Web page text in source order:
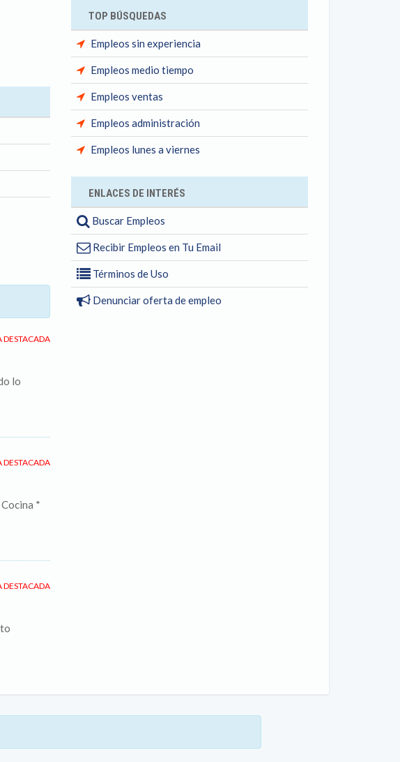
DESTACADA
lo
DESTACADA
*
DESTACADA
TOP BÚSQUEDAS
Empleos sin experiencia
Empleos medio tiempo
Empleos ventas
Empleos administración
Empleos lunes a viernes
ENLACES DE INTERÉS
Buscar Empleos
Recibir Empleos en Tu Email
Términos de Uso
Denunciar oferta de empleo